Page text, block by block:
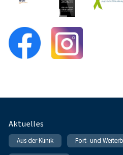
Fußnavigation
Aktuelles
Aus der Klinik Fort- und